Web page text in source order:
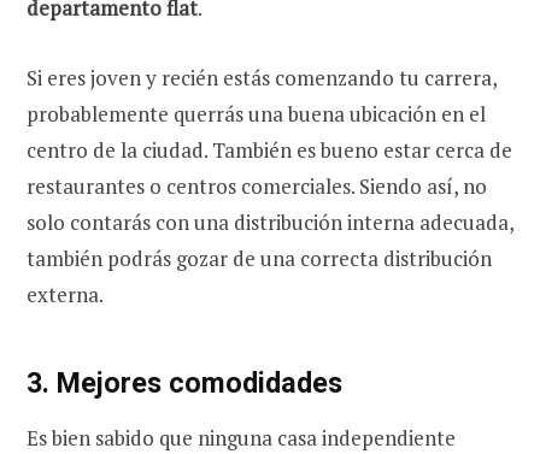
departamento flat.
Si eres joven y recién estás comenzando tu carrera,
probablemente querrás una buena ubicación en el
centro de la ciudad. También es bueno estar cerca de
restaurantes o centros comerciales. Siendo así, no
solo contarás con una distribución interna adecuada,
también podrás gozar de una correcta distribución
externa.
3. Mejores comodidades
Es bien sabido que ninguna casa independiente